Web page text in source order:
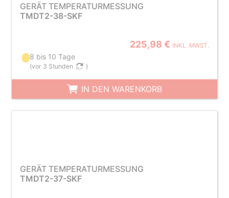
GERÄT TEMPERATURMESSUNG
TMDT2-38-SKF
225,98 € INKL. MWST.
8 bis 10 Tage
(vor 3 Stunden )
IN DEN WARENKORB
GERÄT TEMPERATURMESSUNG
TMDT2-37-SKF